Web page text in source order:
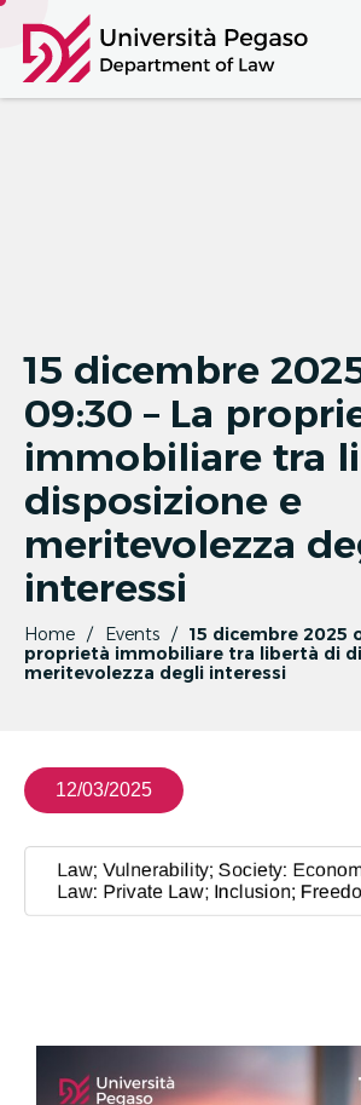
15 dicembre
09:30 – La
immobiliare tra
disposizione e
meritevolezza
interessi
Home Events
15 dicembre 2025
proprietà immobiliare tra libertà di
meritevolezza degli interessi
12/03/2025
Law; Vulnerability; Society:
Law: Private Law; Inclusion;